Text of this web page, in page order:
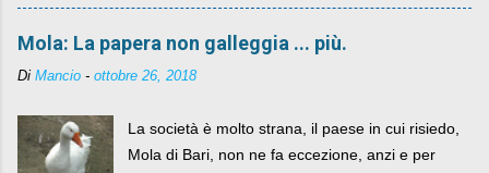
Mola: La papera non galleggia ... più.
Di Mancio - ottobre 26, 2018
La società è molto strana, il paese in cui risiedo,
Mola di Bari, non ne fa eccezione, anzi e per